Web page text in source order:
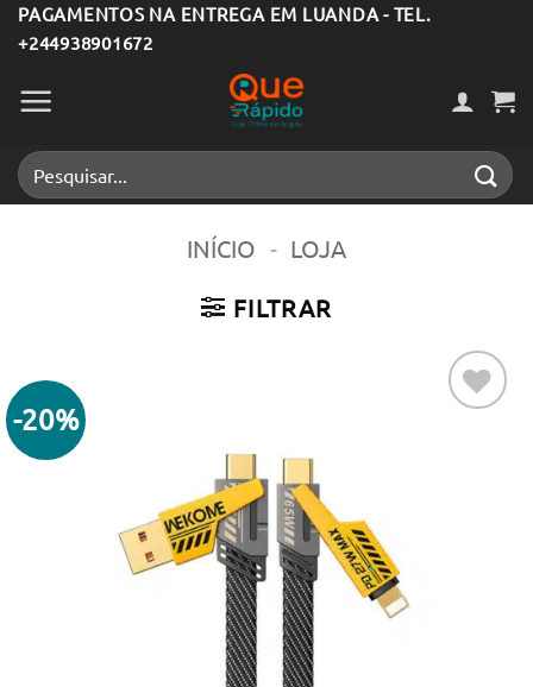
Skip
to
content
PAGAMENTOS NA ENTREGA EM LUANDA - TEL.
+244938901672
Pesquisar
por:
INÍCIO - LOJA
FILTRAR
-20%